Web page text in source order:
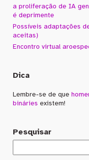
a proliferação de IA
é deprimente
Possíveis adaptações
aceitas)
Encontro virtual
Dica
Lembre-se de que
bináries existem!
Pesquisar